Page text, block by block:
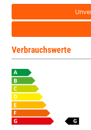
Kindersicherheit
Verbrauchswerte